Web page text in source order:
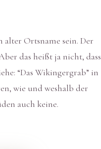
Ortsname sein. Der
das heißt ja nicht, dass
“Das Wikingergrab” in
wie und weshalb der
auch keine.